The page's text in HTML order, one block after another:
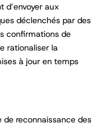
aux
déclenchés par des
confirmations de
rationaliser la
à jour en temps
reconnaissance des